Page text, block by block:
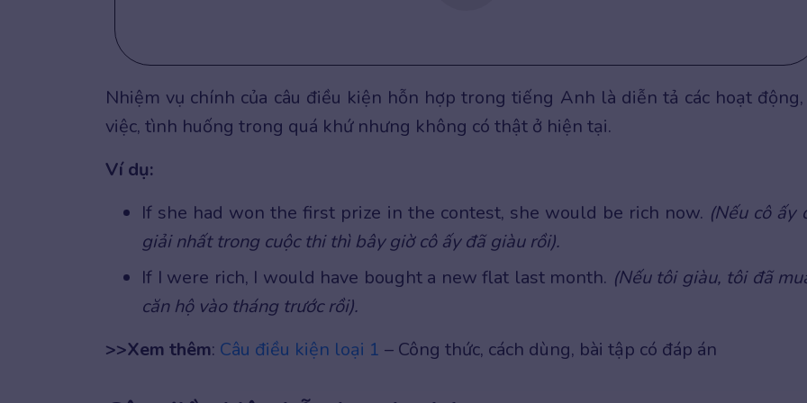
Nhiệm vụ chính của câu điều kiện hỗn hợp trong tiếng Anh là diễn tả các hoạt
việc, tình huống trong quá khứ nhưng không có thật ở hiện tại.
Ví dụ:
If she had won the first prize in the contest, she would be rich now. (Nếu cô ấy
giải nhất trong cuộc thi thì bây giờ cô ấy đã giàu rồi).
If I were rich, I would have bought a new flat last month. (Nếu tôi giàu, tôi đã
căn hộ vào tháng trước rồi).
>>Xem thêm: Câu điều kiện loại 1 – Công thức, cách dùng, bài tập có đáp án